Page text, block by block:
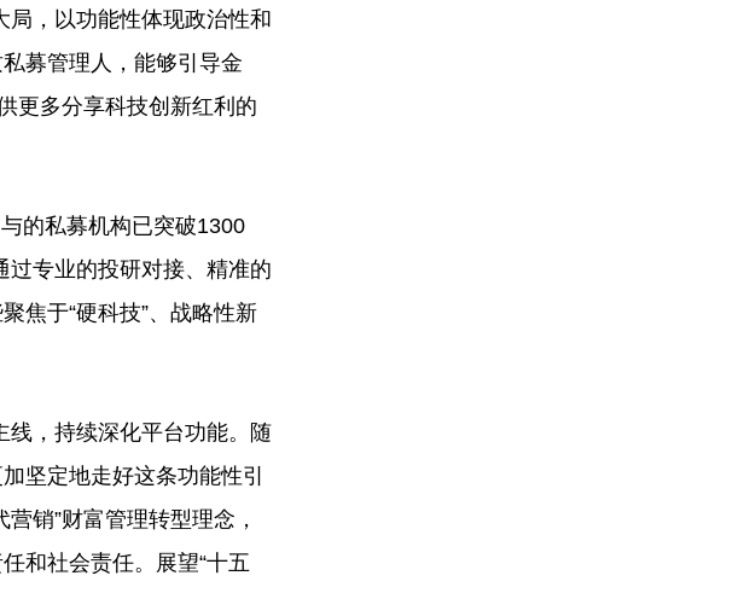
局，以功能性体现政治性和
募管理人，能够引导金
更多分享科技创新红利的
的私募机构已突破1300
过专业的投研对接、精准的
焦于“硬科技”、战略性新
，持续深化平台功能。随
坚定地走好这条功能性引
销”财富管理转型理念，
和社会责任。展望“十五